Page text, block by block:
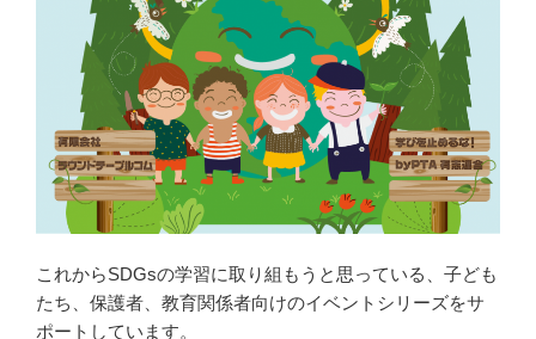
これからSDGsの学習に取り組もうと思っている、子ども
たち、保護者、教育関係者向けのイベントシリーズをサ
ポートしています。